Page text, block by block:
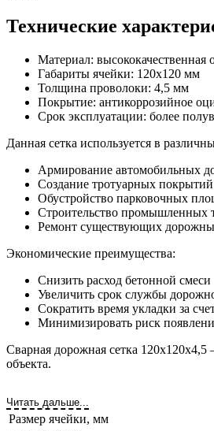
Технические
Материал: высококачественная
Габариты ячейки: 120х120 мм
Толщина проволоки: 4,5 мм
Покрытие: антикоррозийное
Срок эксплуатации: более
Данная сетка используется в
Армирование автомобильных
Создание тротуарных покрытий
Обустройство парковочных
Строительство промышленных
Ремонт существующих
Экономические преимущества:
Снизить расход бетонной
Увеличить срок службы
Сократить время укладки за
Минимизировать риск
Сварная дорожная сетка 120х120х4,5
объекта.
Читать дальше...
Размер ячейки, мм